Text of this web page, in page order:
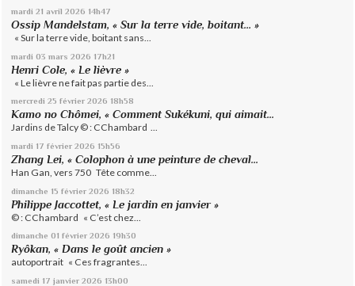
mardi 21 avril 2026 14h47
Ossip Mandelstam, « Sur la terre vide, boitant… »
« Sur la terre vide, boitant sans...
mardi 03 mars 2026 17h21
Henri Cole, « Le lièvre »
« Le lièvre ne fait pas partie des...
mercredi 25 février 2026 18h58
Kamo no Chômei, « Comment Sukékuni, qui aimait...
Jardins de Talcy © : CChambard ...
mardi 17 février 2026 15h56
Zhang Lei, « Colophon à une peinture de cheval...
Han Gan, vers 750 Tête comme...
dimanche 15 février 2026 18h32
Philippe Jaccottet, « Le jardin en janvier »
© : CChambard « C’est chez...
dimanche 01 février 2026 19h30
Ryôkan, « Dans le goût ancien »
autoportrait « Ces fragrantes...
samedi 17 janvier 2026 13h00